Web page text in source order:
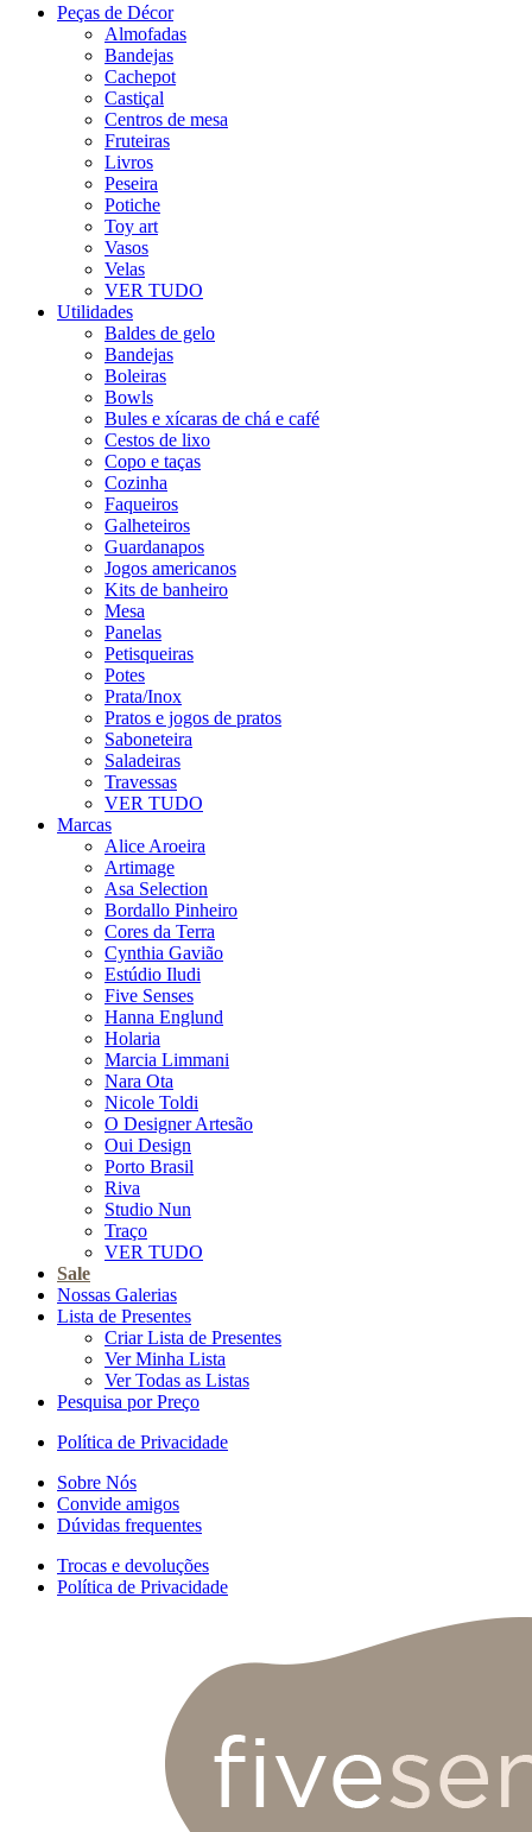
Peças de Décor
Almofadas
Bandejas
Cachepot
Castiçal
Centros de mesa
Fruteiras
Livros
Peseira
Potiche
Toy art
Vasos
Velas
VER TUDO
Utilidades
Baldes de gelo
Bandejas
Boleiras
Bowls
Bules e xícaras de chá e café
Cestos de lixo
Copo e taças
Cozinha
Faqueiros
Galheteiros
Guardanapos
Jogos americanos
Kits de banheiro
Mesa
Panelas
Petisqueiras
Potes
Prata/Inox
Pratos e jogos de pratos
Saboneteira
Saladeiras
Travessas
VER TUDO
Marcas
Alice Aroeira
Artimage
Asa Selection
Bordallo Pinheiro
Cores da Terra
Cynthia Gavião
Estúdio Iludi
Five Senses
Hanna Englund
Holaria
Marcia Limmani
Nara Ota
Nicole Toldi
O Designer Artesão
Oui Design
Porto Brasil
Riva
Studio Nun
Traço
VER TUDO
Sale
Nossas Galerias
Lista de Presentes
Criar Lista de Presentes
Ver Minha Lista
Ver Todas as Listas
Pesquisa por Preço
Política de Privacidade
Sobre Nós
Convide amigos
Dúvidas frequentes
Trocas e devoluções
Política de Privacidade